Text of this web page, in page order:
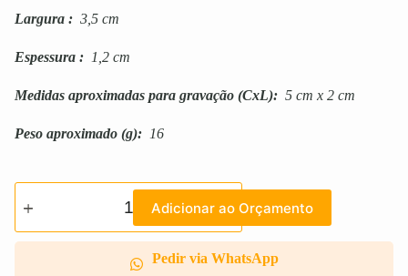
Largura : 3,5 cm
Espessura : 1,2 cm
Medidas aproximadas para gravação (CxL): 5 cm x 2 cm
Peso aproximado (g): 16
Adicionar ao Orçamento
Pedir via WhatsApp